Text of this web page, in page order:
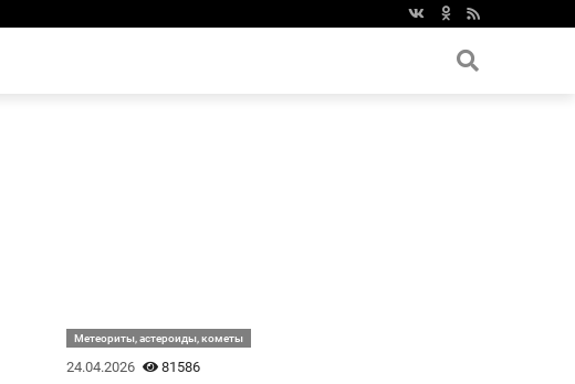
Метеориты, астероиды, кометы
24.04.2026 81586